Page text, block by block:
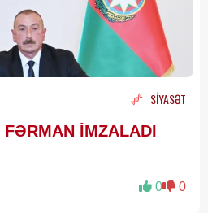
SİYASƏT
FƏRMAN İMZALADI
0 0